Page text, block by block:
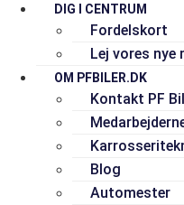
DIG I CENTRUM
Fordelskort
Lej vores nye
OM PFBILER.DK
Kontakt PF
Blog
Automester